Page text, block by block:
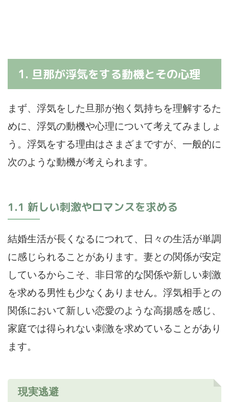
1. 旦那が浮気をする動機とその心理
まず、浮気をした旦那が抱く気持ちを理解するた
めに、浮気の動機や心理について考えてみましょ
う。浮気をする理由はさまざまですが、一般的に
次のような動機が考えられます。
1.1 新しい刺激やロマンスを求める
結婚生活が長くなるにつれて、日々の生活が単調
に感じられることがあります。妻との関係が安定
しているからこそ、非日常的な関係や新しい刺激
を求める男性も少なくありません。浮気相手との
関係において新しい恋愛のような高揚感を感じ、
家庭では得られない刺激を求めていることがあり
ます。
現実逃避